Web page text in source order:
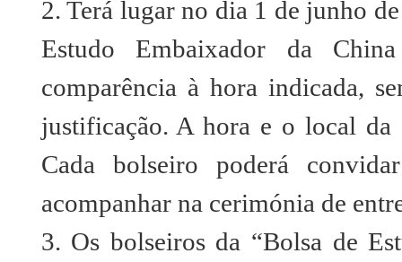
2. Terá lugar no dia 1 de junho
Estudo Embaixador da
comparência à hora indicada,
justificação. A hora e o local da
Cada bolseiro poderá
acompanhar na cerimónia de
3. Os bolseiros da “Bolsa de